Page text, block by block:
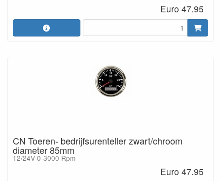
Euro 47.95
CN Toeren- bedrijfsurenteller zwart/chroom
diameter 85mm
12/24V 0-3000 Rpm
Euro 47.95